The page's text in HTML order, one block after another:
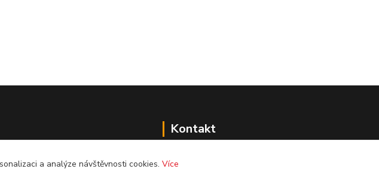
Kontakt
Jezdecké potřeby Ostrava-Heřmanice
a analýze návštěvnosti cookies. Více